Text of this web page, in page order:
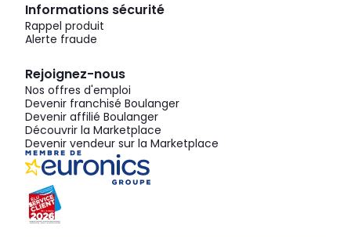
Informations sécurité
Rappel produit
Alerte fraude
Rejoignez-nous
Nos offres d'emploi
Devenir franchisé Boulanger
Devenir affilié Boulanger
Découvrir la Marketplace
Devenir vendeur sur la Marketplace